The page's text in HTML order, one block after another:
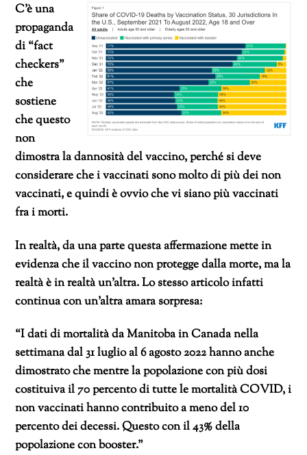
C’è una
propaganda
di “fact
checkers”
che
sostiene
che questo
non
dimostra la dannosità del vaccino, perché si deve
considerare che i vaccinati sono molto di più dei non
vaccinati, e quindi è ovvio che vi siano più vaccinati
fra i morti.
In realtà, da una parte questa affermazione mette in
evidenza che il vaccino non protegge dalla morte, ma la
realtà è in realtà un’altra. Lo stesso articolo infatti
continua con un’altra amara sorpresa:
“I dati di mortalità da Manitoba in Canada nella
settimana dal 31 luglio al 6 agosto 2022 hanno anche
dimostrato che mentre la popolazione con più dosi
costituiva il 70 percento di tutte le mortalità COVID, i
non vaccinati hanno contribuito a meno del 10
percento dei decessi. Questo con il 43% della
popolazione con booster.”